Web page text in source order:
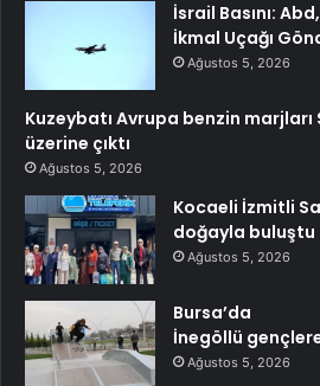
İsrail Basını:
İkmal Uçağı
Ağustos 5, 2026
Kuzeybatı Avrupa benzin marjları
üzerine çıktı
Ağustos 5, 2026
Kocaeli İzmitli
doğayla buluştu
Ağustos 5, 2026
Bursa’da
İnegöllü
Ağustos 5, 2026